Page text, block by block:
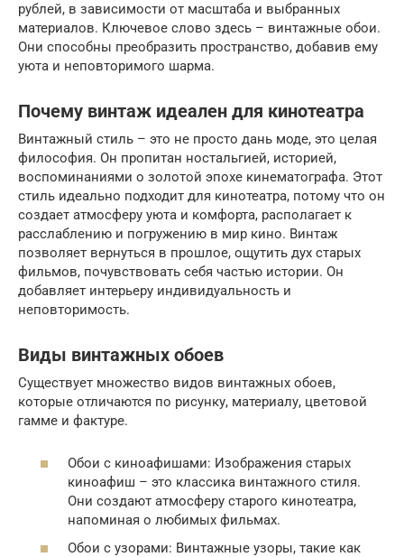
рублей, в зависимости от масштаба и выбранных
материалов. Ключевое слово здесь – винтажные обои.
Они способны преобразить пространство, добавив ему
уюта и неповторимого шарма.
Почему винтаж идеален для кинотеатра
Винтажный стиль – это не просто дань моде, это целая
философия. Он пропитан ностальгией, историей,
воспоминаниями о золотой эпохе кинематографа. Этот
стиль идеально подходит для кинотеатра, потому что он
создает атмосферу уюта и комфорта, располагает к
расслаблению и погружению в мир кино. Винтаж
позволяет вернуться в прошлое, ощутить дух старых
фильмов, почувствовать себя частью истории. Он
добавляет интерьеру индивидуальность и
неповторимость.
Виды винтажных обоев
Существует множество видов винтажных обоев,
которые отличаются по рисунку, материалу, цветовой
гамме и фактуре.
Обои с киноафишами: Изображения старых
киноафиш – это классика винтажного стиля.
Они создают атмосферу старого кинотеатра,
напоминая о любимых фильмах.
Обои с узорами: Винтажные узоры, такие как